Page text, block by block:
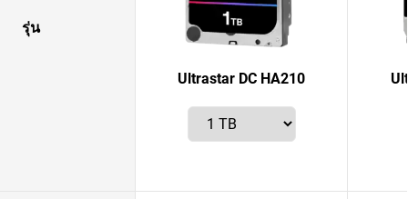
รุ่น
Ultrastar DC HA210